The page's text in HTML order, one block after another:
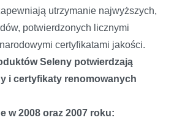
utrzymanie najwyższych,
potwierdzonych licznymi
certyfikatami jakości.
Seleny potwierdzają
i certyfikaty renomowanych
w 2008 oraz 2007 roku: